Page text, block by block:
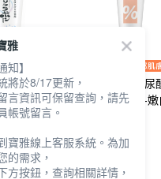
美肌煥白洗
SEXYLOOK玻尿
濕洗面乳120g-嫩
雅
知】
將於8/17更新，
言資訊可保留查詢，請先
帳號留言。
寶雅線上客服系統。為加
的需求，
方按鈕，查詢相關詳情，